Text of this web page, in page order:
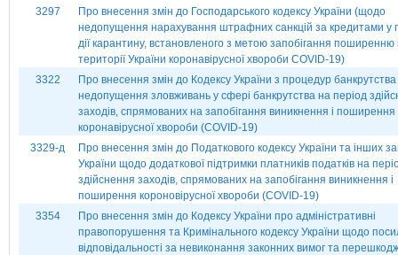
3297
Про внесення змін до Господарського кодексу України (щодо
недопущення нарахування штрафних санкцій за кредитами у
дії карантину, встановленого з метою запобігання поширенню
території України коронавірусної хвороби СОVІD-19)
3322
Про внесення змін до Кодексу України з процедур
недопущення зловживань у сфері банкрутства на період
заходів, спрямованих на запобігання виникнення і поширення
коронавірусної хвороби (СОVІD-19)
3329-д
Про внесення змін до Податкового кодексу України та інших
України щодо додаткової підтримки платників податків на
здійснення заходів, спрямованих на запобігання виникнення і
поширення короновірусної хвороби (СОVІD-19)
3354
Про внесення змін до Кодексу України про адміністративні
правопорушення та Кримінального кодексу України щодо
відповідальності за невиконання законних вимог та